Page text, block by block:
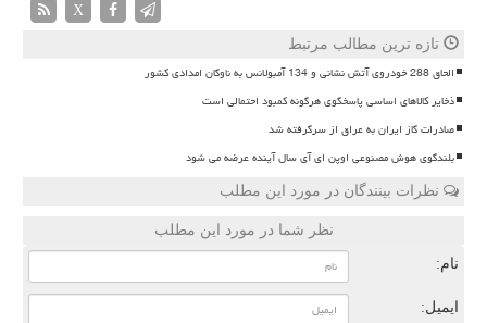
X
تازه ترین مطالب مرتبط
الحاق 288 خودروی آتش نشانی و 134 آمبولانس به ناوگان امدادی کشور
ذخایر کالاهای اساسی پاسخگوی هرگونه کمبود احتمالی است
صادرات گاز ایران به عراق از سرگرفته شد
بلندگوی هوش مصنوعی اوپن ای آی سال آینده عرضه می شود
نظرات بینندگان در مورد این مطلب
نظر شما در مورد این مطلب
نام:
ایمیل: